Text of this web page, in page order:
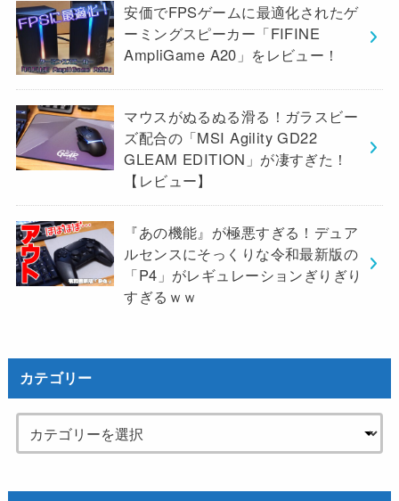
安価でFPSゲームに最適化されたゲ
ーミングスピーカー「FIFINE
AmpliGame A20」をレビュー！
マウスがぬるぬる滑る！ガラスビー
ズ配合の「MSI Agility GD22
GLEAM EDITION」が凄すぎた！
【レビュー】
『あの機能』が極悪すぎる！デュア
ルセンスにそっくりな令和最新版の
「P4」がレギュレーションぎりぎり
すぎるｗｗ
カテゴリー